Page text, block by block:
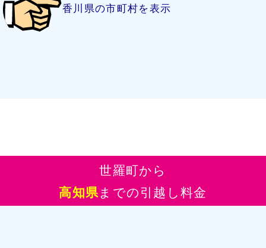
香川県の市町村を表示
世羅町から
高知県までの引越し料金